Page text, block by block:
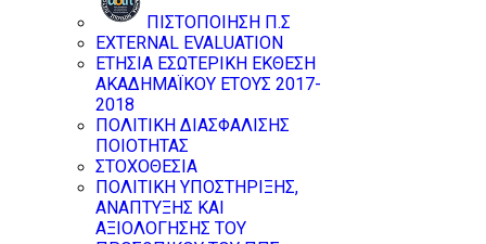
ΠΙΣΤΟΠΟΙΗΣΗ Π.Σ
EXTERNAL EVALUATION
ΕΤΗΣΙΑ ΕΣΩΤΕΡΙΚΗ ΕΚΘΕΣΗ
ΑΚΑΔΗΜΑΪΚΟΥ ΕΤΟΥΣ 2017-
2018
ΠΟΛΙΤΙΚΗ ΔΙΑΣΦΑΛΙΣΗΣ
ΠΟΙΟΤΗΤΑΣ
ΣΤΟΧΟΘΕΣΙΑ
ΠΟΛΙΤΙΚΗ ΥΠΟΣΤΗΡΙΞΗΣ,
ΑΝΑΠΤΥΞΗΣ ΚΑΙ
ΑΞΙΟΛΟΓΗΣΗΣ ΤΟΥ